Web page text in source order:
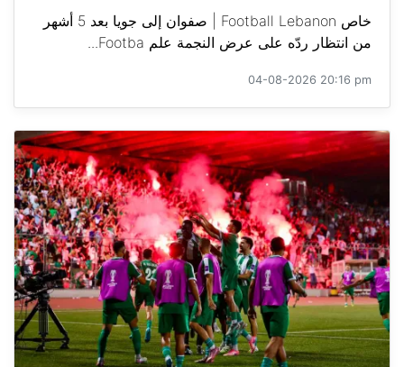
خاص Football Lebanon | صفوان إلى جويا بعد 5 أشهر
من انتظار ردّه على عرض النجمة علم Footba...
04-08-2026 20:16 pm